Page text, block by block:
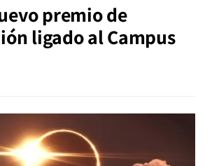
premio de
ligado al Campus